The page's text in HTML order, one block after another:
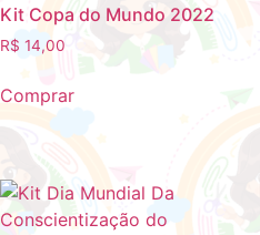
Kit Copa do Mundo 2022
R$ 14,00
Comprar